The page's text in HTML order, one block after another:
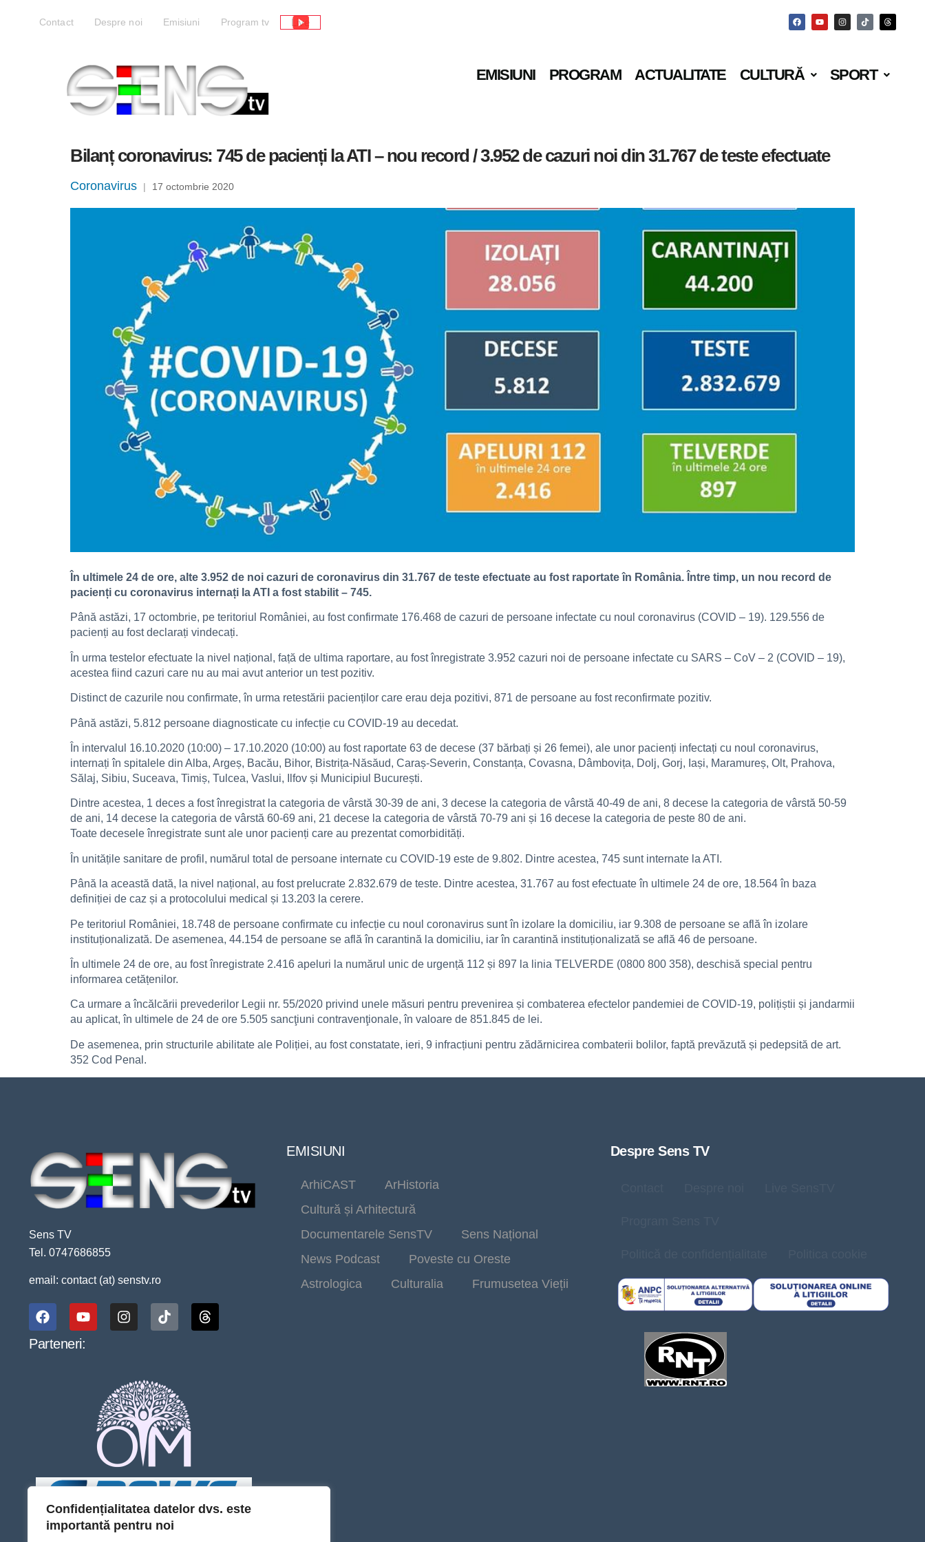
Confidențialitatea datelor dvs. este
importantă pentru noi
Contact Despre noi Emisiuni Program tv Live
EMISIUNI PROGRAM ACTUALITATE CULTURĂ SPORT
Bilanț coronavirus: 745 de pacienți la ATI – nou record / 3.952 de cazuri noi din 31.767 de teste efectuate
Coronavirus | 17 octombrie 2020
În ultimele 24 de ore, alte 3.952 de noi cazuri de coronavirus din 31.767 de teste efectuate au fost raportate în România. Între timp, un nou record de
pacienți cu coronavirus internați la ATI a fost stabilit – 745.
Până astăzi, 17 octombrie, pe teritoriul României, au fost confirmate 176.468 de cazuri de persoane infectate cu noul coronavirus (COVID – 19). 129.556 de
pacienți au fost declarați vindecați.
În urma testelor efectuate la nivel național, față de ultima raportare, au fost înregistrate 3.952 cazuri noi de persoane infectate cu SARS – CoV – 2 (COVID – 19),
acestea fiind cazuri care nu au mai avut anterior un test pozitiv.
Distinct de cazurile nou confirmate, în urma retestării pacienților care erau deja pozitivi, 871 de persoane au fost reconfirmate pozitiv.
Până astăzi, 5.812 persoane diagnosticate cu infecție cu COVID-19 au decedat.
În intervalul 16.10.2020 (10:00) – 17.10.2020 (10:00) au fost raportate 63 de decese (37 bărbați și 26 femei), ale unor pacienți infectați cu noul coronavirus,
internați în spitalele din Alba, Argeș, Bacău, Bihor, Bistrița-Năsăud, Caraș-Severin, Constanța, Covasna, Dâmbovița, Dolj, Gorj, Iași, Maramureș, Olt, Prahova,
Sălaj, Sibiu, Suceava, Timiș, Tulcea, Vaslui, Ilfov și Municipiul București.
Dintre acestea, 1 deces a fost înregistrat la categoria de vârstă 30-39 de ani, 3 decese la categoria de vârstă 40-49 de ani, 8 decese la categoria de vârstă 50-59
de ani, 14 decese la categoria de vârstă 60-69 ani, 21 decese la categoria de vârstă 70-79 ani și 16 decese la categoria de peste 80 de ani.
Toate decesele înregistrate sunt ale unor pacienți care au prezentat comorbidități.
În unitățile sanitare de profil, numărul total de persoane internate cu COVID-19 este de 9.802. Dintre acestea, 745 sunt internate la ATI.
Până la această dată, la nivel național, au fost prelucrate 2.832.679 de teste. Dintre acestea, 31.767 au fost efectuate în ultimele 24 de ore, 18.564 în baza
definiției de caz și a protocolului medical și 13.203 la cerere.
Pe teritoriul României, 18.748 de persoane confirmate cu infecție cu noul coronavirus sunt în izolare la domiciliu, iar 9.308 de persoane se află în izolare
instituționalizată. De asemenea, 44.154 de persoane se află în carantină la domiciliu, iar în carantină instituționalizată se află 46 de persoane.
În ultimele 24 de ore, au fost înregistrate 2.416 apeluri la numărul unic de urgență 112 și 897 la linia TELVERDE (0800 800 358), deschisă special pentru
informarea cetățenilor.
Ca urmare a încălcării prevederilor Legii nr. 55/2020 privind unele măsuri pentru prevenirea și combaterea efectelor pandemiei de COVID-19, polițiștii și jandarmii
au aplicat, în ultimele de 24 de ore 5.505 sancţiuni contravenţionale, în valoare de 851.845 de lei.
De asemenea, prin structurile abilitate ale Poliției, au fost constatate, ieri, 9 infracțiuni pentru zădărnicirea combaterii bolilor, faptă prevăzută și pedepsită de art.
352 Cod Penal.
Sens TV
Tel. 0747686855
email: contact (at) senstv.ro
Parteneri:
EMISIUNI
ArhiCAST
ArHistoria
Cultură și Arhitectură
Documentarele SensTV
Sens Național
News Podcast
Poveste cu Oreste
Astrologica
Culturalia Frumusetea Vieții
Despre Sens TV